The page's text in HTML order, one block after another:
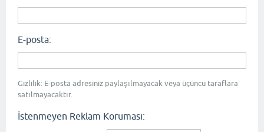
E-posta:
Gizlilik: E-posta adresiniz paylaşılmayacak veya üçüncü taraflara
satılmayacaktır.
İstenmeyen Reklam Koruması: